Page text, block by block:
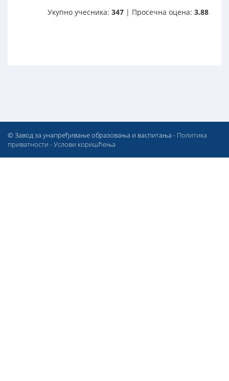
Укупно учесника: 347 | Просечна оцена: 3.88
© Завод за унапређивање образовања и васпитања - Политика
приватности -Услови коришћења